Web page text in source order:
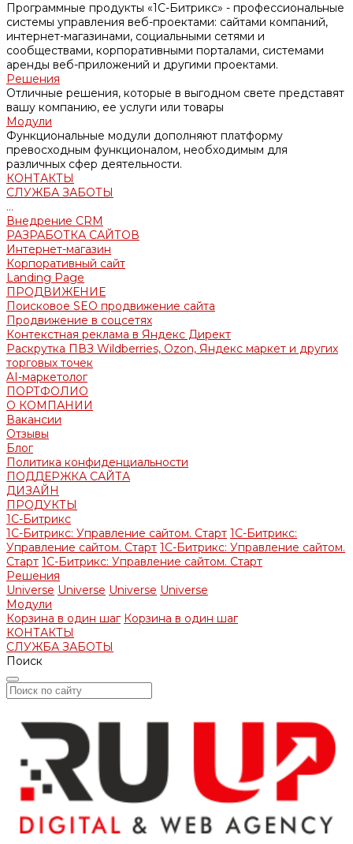
Программные продукты «1С-Битрикс» - профессиональные
системы управления веб-проектами: сайтами компаний,
интернет-магазинами, социальными сетями и
сообществами, корпоративными порталами, системами
аренды веб-приложений и другими проектами.
Решения
Отличные решения, которые в выгодном свете представят
вашу компанию, ее услуги или товары
Модули
Функциональные модули дополняют платформу
превосходным функционалом, необходимым для
различных сфер деятельности.
КОНТАКТЫ
СЛУЖБА ЗАБОТЫ
...
Внедрение CRM
РАЗРАБОТКА САЙТОВ
Интернет-магазин
Корпоративный сайт
Landing Page
ПРОДВИЖЕНИЕ
Поисковое SEO продвижение сайта
Продвижение в соцсетях
Контекстная реклама в Яндекс Директ
Раскрутка ПВЗ Wildberries, Ozon, Яндекс маркет и других
торговых точек
AI-маркетолог
ПОРТФОЛИО
О КОМПАНИИ
Вакансии
Отзывы
Блог
Политика конфиденциальности
ПОДДЕРЖКА САЙТА
ДИЗАЙН
ПРОДУКТЫ
1С-Битрикс
1С-Битрикс: Управление сайтом. Старт 1С-Битрикс:
Управление сайтом. Старт 1С-Битрикс: Управление сайтом.
Старт 1С-Битрикс: Управление сайтом. Старт
Решения
Universe Universe Universe Universe
Модули
Корзина в один шаг Корзина в один шаг
КОНТАКТЫ
СЛУЖБА ЗАБОТЫ
Поиск